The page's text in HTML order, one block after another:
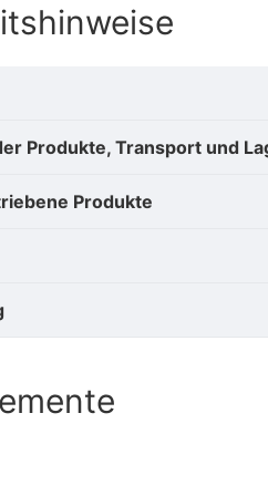
Produkte, Transport und
Produkte